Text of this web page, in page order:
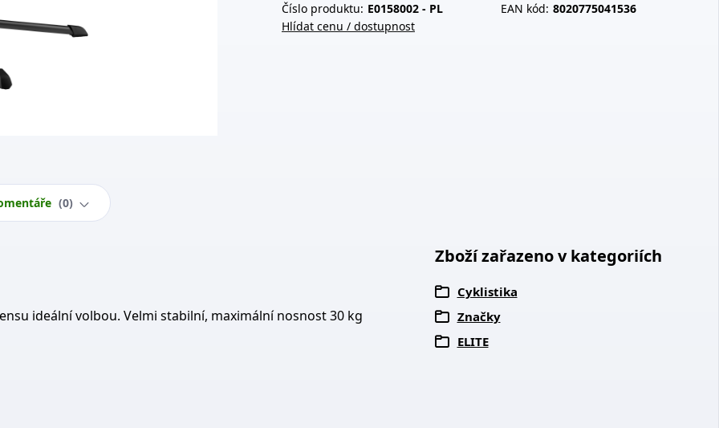
Číslo produktu: E0158002 - PL EAN kód: 8020775041536
Hlídat cenu / dostupnost
0
ideální volbou. Velmi stabilní, maximální nosnost 30 kg
Zboží zařazeno v kategoriích
Cyklistika
Značky
ELITE